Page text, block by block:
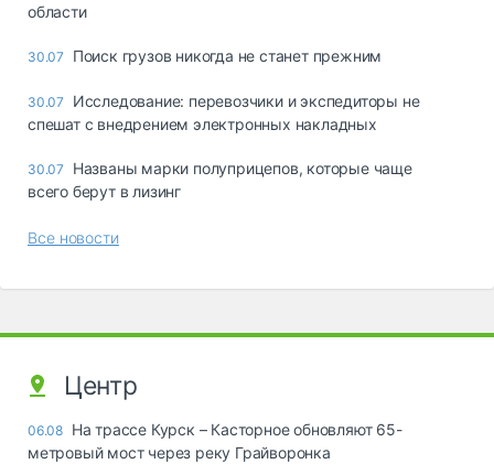
области
30.07 Поиск грузов никогда не станет прежним
30.07
Исследование: перевозчики и экспедиторы не
спешат с внедрением электронных накладных
30.07
Названы марки полуприцепов, которые чаще
всего берут в лизинг
Все новости
Центр
06.08 На трассе Курск – Касторное обновляют 65-
метровый мост через реку Грайворонка